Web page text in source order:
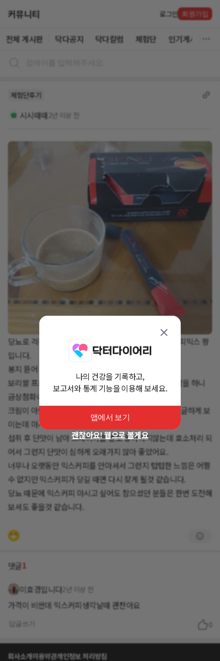
커뮤니티 로그인 회원가입
전체 게시판 닥다공지 닥다칼럼 체험단 인기게시글
체험단후기
시시때때2년 이상 전
당뇨로 걱정하는 사람들도 마음편히 마실수있는 제누커피믹스 짱
입니다.
봉지 뜯어 컵에 넣을 때부터 향이 구수하네요.
보리쌀 프로틴이 크림 역할을 하고 스테비아가 설탕 역할을 하니
금상첨화네요.
크림이 아닌 보리쌀 프로틴이라서 그런지 커피가 뭉글뭉글하게 보
이는데 마셔보면 이물감은 전혀 없네요.
섭취 후 단맛이 남아 스테비아를 별로 좋아하지않는데 효소처리 되
어서 그런지 단맛이 심하게 오래가지 않아 좋았어요.
너무나 오랫동안 믹스커피를 안마셔서 그런지 텁텁한 느낌은 어쩔
수 없지만 믹스커피가 당길 때면 다시 찾게 될것 같습니다.
당뇨 때문에 믹스커피 마시고 싶어도 참으셨던 분들은 한번 도전해
보셔도 좋을것 같습니다.
댓글1
이효경입니다2년 이상 전
가격이 비싼데 믹스커피생각날때 괜찬아요
답글쓰기
회사소개이용약관개인정보 처리방침
나의 건강을 기록하고,
보고서와 통계 기능을 이용해 보세요.
앱에서 보기
괜찮아요! 웹으로 볼게요